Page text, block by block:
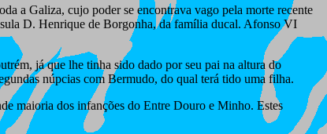
a Galiza, cujo poder se encontrava vago pela morte recente
D. Henrique de Borgonha, da família ducal. Afonso VI
já que lhe tinha sido dado por seu pai na altura do
núpcias com Bermudo, do qual terá tido uma filha.
maioria dos infanções do Entre Douro e Minho. Estes